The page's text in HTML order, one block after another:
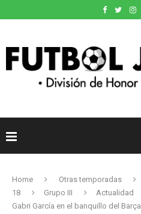
Home Otras temporadas
18
Grupo III Actualidad
Gabri García en el banquillo del Barça